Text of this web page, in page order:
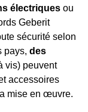
électriques ou
Geberit
sécurité selon
pays, des
vis) peuvent
accessoires
mise en œuvre.